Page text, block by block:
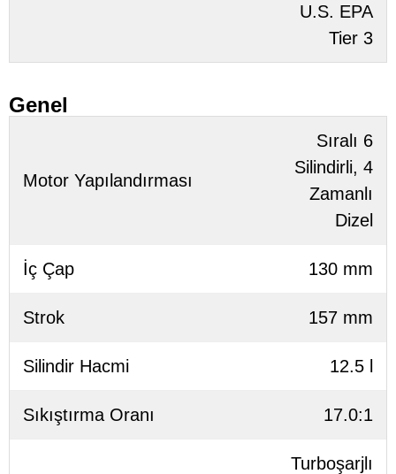
U.S. EPA
Tier 3
Genel
Motor Yapılandırması
Sıralı 6
Silindirli, 4
Zamanlı
Dizel
İç Çap 130 mm
Strok 157 mm
Silindir Hacmi 12.5 l
Sıkıştırma Oranı 17.0:1
Turboşarjlı